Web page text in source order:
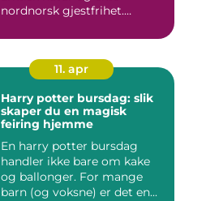
nordnorsk gjestfrihet.
11. apr
Harry potter bursdag: slik
skaper du en magisk
feiring hjemme
En harry potter bursdag
handler ikke bare om kake
og ballonger. For mange
barn (og voksne) er det en...